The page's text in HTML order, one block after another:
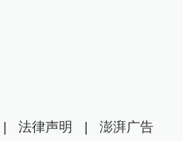
法律声明 澎湃广告